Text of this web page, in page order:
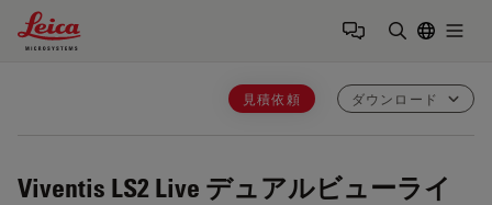
Leica Microsystems Logo
見積依頼 ダウンロード
Viventis LS2 Live デュアルビューライ